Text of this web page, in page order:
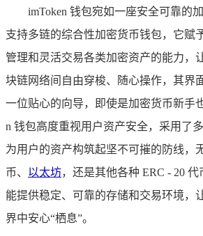
imToken 钱包宛如一座安全可靠的
支持多链的综合性加密货币钱包，它赋
管理和灵活交易各类加密资产的能力，
块链网络间自由穿梭、随心操作，其界
一位贴心的向导，即使是加密货币新手
n 钱包高度重视用户资产安全，采用了
为用户的资产构筑起坚不可摧的防线，
币、 以太坊，还是其他各种 ERC - 20 代
能提供稳定、可靠的存储和交易环境，
界中安心“栖息”。